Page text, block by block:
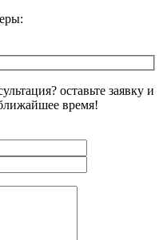
оставьте заявку и
время!